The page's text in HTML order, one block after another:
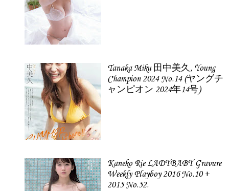
Tanaka Miku 田中美久, Young
Champion 2024 No.14 (ヤングチ
ャンピオン 2024年14号)
Kaneko Rie LADYBABY Gravure
Weekly Playboy 2016 No.10 +
2015 No.52.